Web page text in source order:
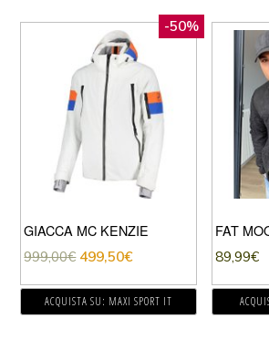
-50%
GIACCA MC KENZIE
999,00€ 499,50€
ACQUISTA SU: MAXI SPORT IT
89,99€